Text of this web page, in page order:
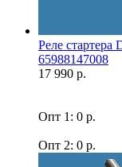
Реле стартера
65988147008
17 990 р.
Опт 1: 0 р.
Опт 2: 0 р.